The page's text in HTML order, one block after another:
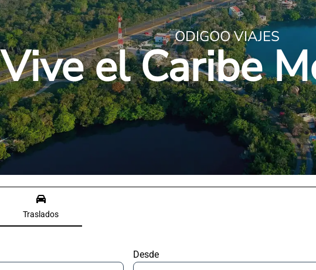
ODIGOO VIAJES
Vive el Caribe
Traslados
Desde